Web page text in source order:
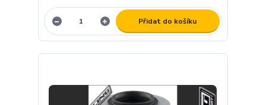
Přidat do košíku